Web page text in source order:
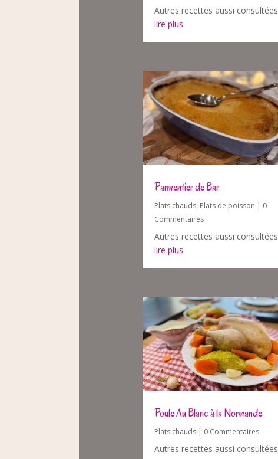
Autres recettes aussi consultées
lire plus
Parmentier de Bar
Plats chauds, Plats de poisson | 0
Commentaires
Autres recettes aussi consultées
lire plus
Poule Au Blanc à la Normande
Plats chauds| 0 Commentaires
Autres recettes aussi consultées